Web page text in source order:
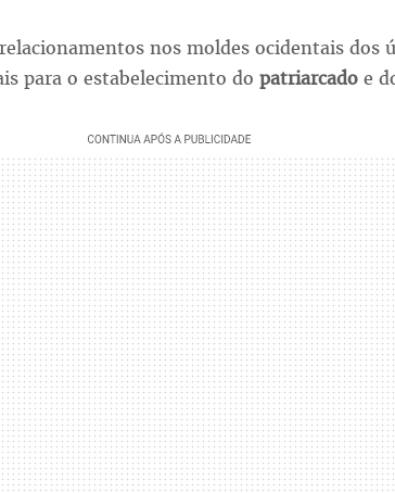
nos moldes ocidentais dos
para o estabelecimento do patriarcado e